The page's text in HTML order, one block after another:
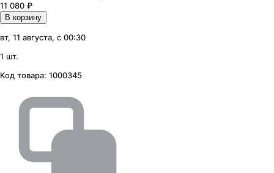
11 080 ₽
В корзину
вт, 11 августа, с 00:30
1 шт.
Код товара: 1000345